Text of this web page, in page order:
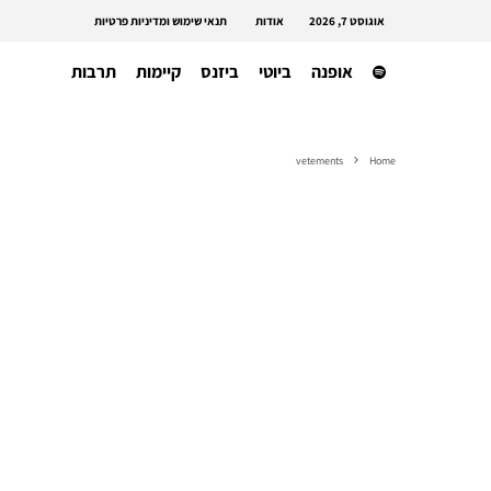
אוגוסט 7, 2026 אודות תנאי שימוש ומדיניות פרטיות
אופנה ביוטי ביזנס קיימות תרבות
Home
vetements